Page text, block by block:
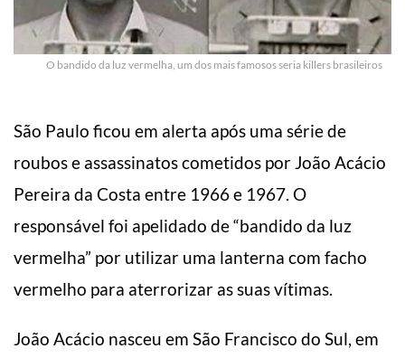
O bandido da luz vermelha, um dos mais famosos seria killers brasileiros
São Paulo ficou em alerta após uma série de
roubos e assassinatos cometidos por João Acácio
Pereira da Costa entre 1966 e 1967. O
responsável foi apelidado de “bandido da luz
vermelha” por utilizar uma lanterna com facho
vermelho para aterrorizar as suas vítimas.
João Acácio nasceu em São Francisco do Sul, em